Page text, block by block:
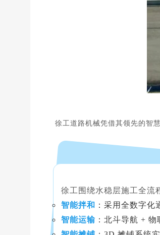
徐工道路机械凭借其领先的智
徐工围绕水稳层施工全流
智能拌和 ：采用全数字
智能运输 ：北斗导航 +